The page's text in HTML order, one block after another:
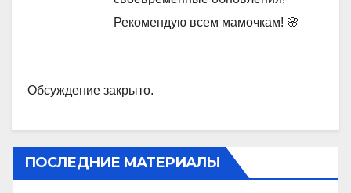
Рекомендую всем мамочкам! 🌸
Обсуждение закрыто.
ПОСЛЕДНИЕ МАТЕРИАЛЫ